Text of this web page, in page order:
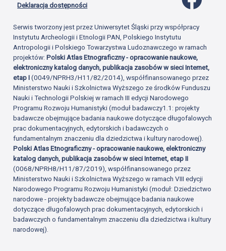
Deklaracja dostępności
Serwis tworzony jest przez Uniwersytet Śląski przy współpracy
Instytutu Archeologii i Etnologii PAN, Polskiego Instytutu
Antropologii i Polskiego Towarzystwa Ludoznawczego w ramach
projektów:Polski Atlas Etnograficzny - opracowanie naukowe,
elektroniczny katalog danych, publikacja zasobów w sieci Internet,
etap I(0049/NPRH3/H11/82/2014), współfinansowanego przez
Ministerstwo Nauki i Szkolnictwa Wyższego ze środków Funduszu
Nauki i Technologii Polskiej w ramach III edycji Narodowego
Programu Rozwoju Humanistyki (moduł badawczy1.1: projekty
badawcze obejmujące badania naukowe dotyczące długofalowych
prac dokumentacyjnych, edytorskich i badawczych o
fundamentalnym znaczeniu dla dziedzictwa i kultury narodowej).
Polski Atlas Etnograficzny - opracowanie naukowe, elektroniczny
katalog danych, publikacja zasobów w sieci Internet, etap II
(0068/NPRH8/H11/87/2019), współfinansowanego przez
Ministerstwo Nauki i Szkolnictwa Wyższego w ramach VIII edycji
Narodowego Programu Rozwoju Humanistyki (moduł: Dziedzictwo
narodowe - projekty badawcze obejmujące badania naukowe
dotyczące długofalowych prac dokumentacyjnych, edytorskich i
badawczych o fundamentalnym znaczeniu dla dziedzictwa i kultury
narodowej).